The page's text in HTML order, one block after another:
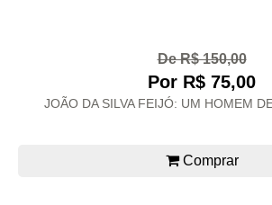
De R$ 150,00
Por R$ 75,00
JOÃO DA SILVA FEIJÓ: UM HOMEM
Comprar